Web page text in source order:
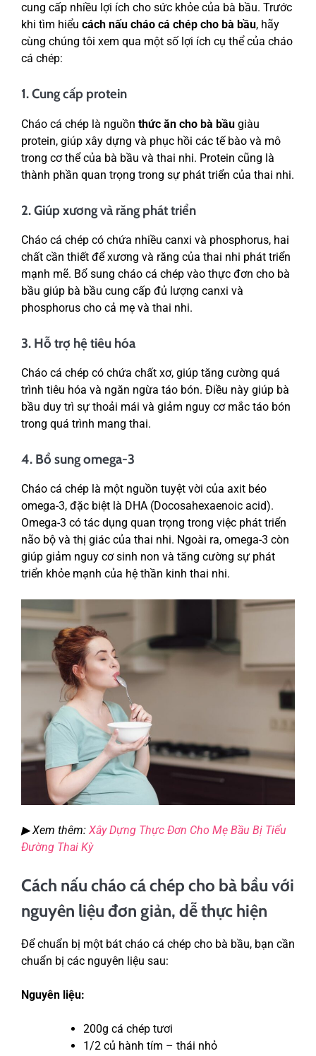
cung cấp nhiều lợi ích cho sức khỏe của bà bầu. Trước
khi tìm hiểu cách nấu cháo cá chép cho bà bầu, hãy
cùng chúng tôi xem qua một số lợi ích cụ thể của cháo
cá chép:
1. Cung cấp protein
Cháo cá chép là nguồn thức ăn cho bà bầu giàu
protein, giúp xây dựng và phục hồi các tế bào và mô
trong cơ thể của bà bầu và thai nhi. Protein cũng là
thành phần quan trọng trong sự phát triển của thai nhi.
2. Giúp xương và răng phát triển
Cháo cá chép có chứa nhiều canxi và phosphorus, hai
chất cần thiết để xương và răng của thai nhi phát triển
mạnh mẽ. Bổ sung cháo cá chép vào thực đơn cho bà
bầu giúp bà bầu cung cấp đủ lượng canxi và
phosphorus cho cả mẹ và thai nhi.
3. Hỗ trợ hệ tiêu hóa
Cháo cá chép có chứa chất xơ, giúp tăng cường quá
trình tiêu hóa và ngăn ngừa táo bón. Điều này giúp bà
bầu duy trì sự thoải mái và giảm nguy cơ mắc táo bón
trong quá trình mang thai.
4. Bổ sung omega-3
Cháo cá chép là một nguồn tuyệt vời của axit béo
omega-3, đặc biệt là DHA (Docosahexaenoic acid).
Omega-3 có tác dụng quan trọng trong việc phát triển
não bộ và thị giác của thai nhi. Ngoài ra, omega-3 còn
giúp giảm nguy cơ sinh non và tăng cường sự phát
triển khỏe mạnh của hệ thần kinh thai nhi.
▶ Xem thêm: Xây Dựng Thực Đơn Cho Mẹ Bầu Bị Tiểu
Đường Thai Kỳ
Cách nấu cháo cá chép cho bà bầu với
nguyên liệu đơn giản, dễ thực hiện
Để chuẩn bị một bát cháo cá chép cho bà bầu, bạn cần
chuẩn bị các nguyên liệu sau:
Nguyên liệu:
200g cá chép tươi
1/2 củ hành tím – thái nhỏ